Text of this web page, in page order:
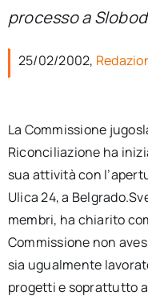
processo a
25/02/2002,
La Commissione
Riconciliazione ha
sua attività con
Ulica 24, a
membri, ha chiarito
Commissione non
sia ugualmente
progetti e soprattutto